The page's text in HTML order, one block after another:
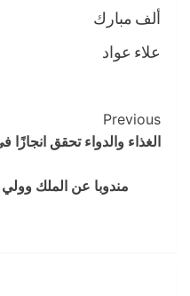
ألف مبارك
علاء عواد
Post
Navigation
Previous
الغذاء والدواء تحقق انجازًا
مندوبا عن الملك